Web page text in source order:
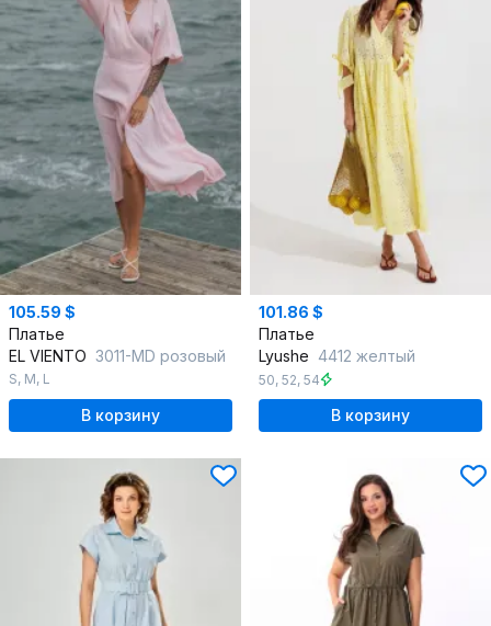
105.59 $
Платье
EL VIENTO 3011-MD розовый
S, M, L
В корзину
101.86 $
Платье
Lyushe 4412 желтый
50, 52, 54
В корзину